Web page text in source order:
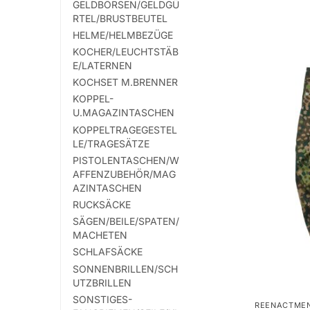
GELDBÖRSEN/GELDGÜ
RTEL/BRUSTBEUTEL
HELME/HELMBEZÜGE
KOCHER/LEUCHTSTÄB
E/LATERNEN
KOCHSET M.BRENNER
KOPPEL-
U.MAGAZINTASCHEN
KOPPELTRAGEGESTEL
LE/TRAGESÄTZE
PISTOLENTASCHEN/W
AFFENZUBEHÖR/MAG
AZINTASCHEN
RUCKSÄCKE
SÄGEN/BEILE/SPATEN/
MACHETEN
SCHLAFSÄCKE
SONNENBRILLEN/SCH
UTZBRILLEN
SONSTIGES-